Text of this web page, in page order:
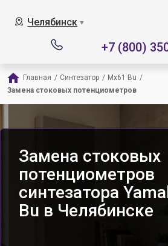
Челябинск ▼
+7 (800)
Главная / Синтезатор / Mx61 Bu /
Замена стоковых потенциометров
Замена стоковых
потенциометров
синтезатора
Bu в Челябинске